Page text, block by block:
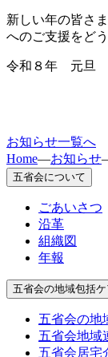
新しい年の皆さ
へのご支援をど
令和８年 元旦
お知らせ一覧へ
Home—お知らせ
五省会について
ごあいさつ
沿革
組織図
年報
五省会の地域包括ケ
五省会の地
五省会地域
五省会居宅